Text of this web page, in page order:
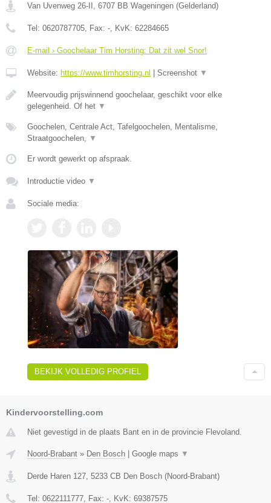
Van Uvenweg 26-II 6707 BB Wageningen (Gelderland)
Tel: 0620787705 , Fax: - , KvK: 62284665
E-mail › Goochelaar Tim Horsting: Dat zit wel Snor!
Website: https://www.timhorsting.nl Screenshot ▼
Meervoudig prijswinnend goochelaar, geschikt voor elke
gelegenheid. Of het ▼
Goochelen, Centrale Act, Tafelgoochelen, Mentalisme,
Straatgoochelen,
▼
Er wordt gewerkt op afspraak.
Introductie video ▼
Sociale media:
BEKIJK VOLLEDIG PROFIEL
Kindervoorstelling.com
Niet gevestigd in de plaats Bant en in de provincie Flevoland.
Noord-Brabant » Den Bosch | Google maps ▼
Derde Haren 127 5233 CB Den Bosch (Noord-Brabant)
Tel: 0622111777 , Fax: - , KvK: 69387575